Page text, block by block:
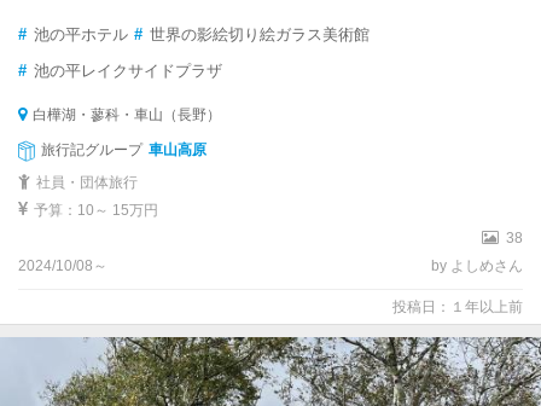
# 池の平ホテル # 世界の影絵切り絵ガラス美術館
# 池の平レイクサイドプラザ
白樺湖・蓼科・車山（長野）
旅行記グループ 車山高原
社員・団体旅行
予算：10～ 15万円
38
2024/10/08～
by よしめさん
投稿日：１年以上前